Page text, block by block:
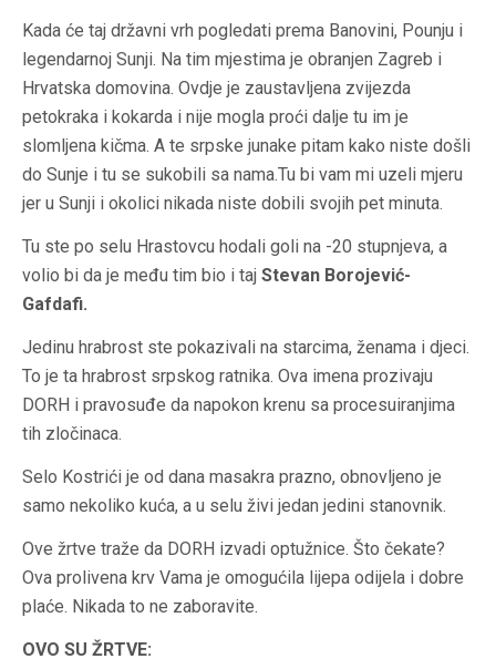
Kada će taj državni vrh pogledati prema Banovini, Pounju i
legendarnoj Sunji. Na tim mjestima je obranjen Zagreb i
Hrvatska domovina. Ovdje je zaustavljena zvijezda
petokraka i kokarda i nije mogla proći dalje tu im je
slomljena kičma. A te srpske junake pitam kako niste došli
do Sunje i tu se sukobili sa nama.Tu bi vam mi uzeli mjeru
jer u Sunji i okolici nikada niste dobili svojih pet minuta.
Tu ste po selu Hrastovcu hodali goli na -20 stupnjeva, a
volio bi da je među tim bio i taj Stevan Borojević-
Gafdafi.
Jedinu hrabrost ste pokazivali na starcima, ženama i djeci.
To je ta hrabrost srpskog ratnika. Ova imena prozivaju
DORH i pravosuđe da napokon krenu sa procesuiranjima
tih zločinaca.
Selo Kostrići je od dana masakra prazno, obnovljeno je
samo nekoliko kuća, a u selu živi jedan jedini stanovnik.
Ove žrtve traže da DORH izvadi optužnice. Što čekate?
Ova prolivena krv Vama je omogućila lijepa odijela i dobre
plaće. Nikada to ne zaboravite.
OVO SU ŽRTVE: